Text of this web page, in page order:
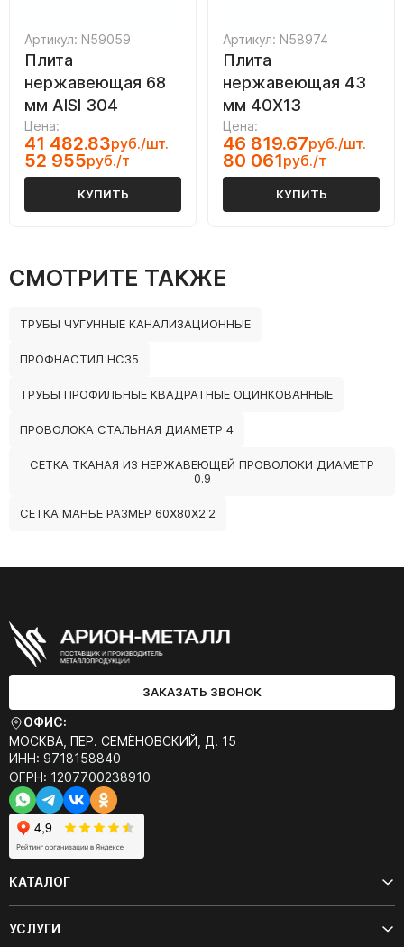
Артикул: N59059
Плита
нержавеющая 68
мм AISI 304
Цена:
41 482.83руб./шт.
52 955руб./т
КУПИТЬ
Артикул: N58974
Плита
нержавеющая 43
мм 40Х13
Цена:
46 819.67руб./шт.
80 061руб./т
КУПИТЬ
СМОТРИТЕ ТАКЖЕ
ТРУБЫ ЧУГУННЫЕ КАНАЛИЗАЦИОННЫЕ
ПРОФНАСТИЛ НС35
ТРУБЫ ПРОФИЛЬНЫЕ КВАДРАТНЫЕ ОЦИНКОВАННЫЕ
ПРОВОЛОКА СТАЛЬНАЯ ДИАМЕТР 4
СЕТКА ТКАНАЯ ИЗ НЕРЖАВЕЮЩЕЙ ПРОВОЛОКИ ДИАМЕТР
0.9
СЕТКА МАНЬЕ РАЗМЕР 60Х80Х2.2
ЗАКАЗАТЬ ЗВОНОК
ОФИС:
МОСКВА, ПЕР. СЕМЁНОВСКИЙ, Д. 15
ИНН: 9718158840
ОГРН: 1207700238910
КАТАЛОГ
УСЛУГИ